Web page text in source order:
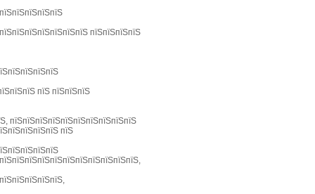
пїЅпїЅпїЅпїЅ
пїЅ пїЅпїЅпїЅ
пїЅпїЅпїЅпїЅпїЅпїЅпїЅпїЅпїЅпїЅ
пїЅ